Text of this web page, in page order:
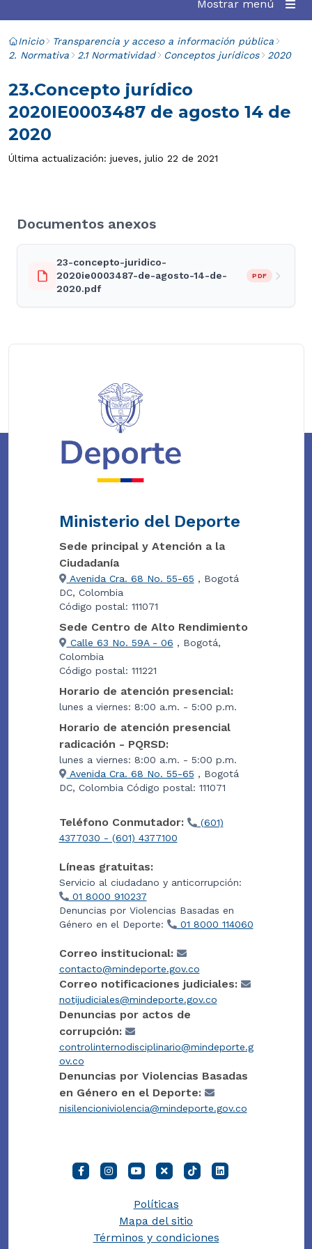
Mostrar menú
Inicio
Transparencia y acceso a información pública
2. Normativa
2.1 Normatividad Conceptos jurídicos 2020
23.Concepto jurídico
2020IE0003487 de agosto 14 de
2020
Última actualización: jueves, julio 22 de 2021
Documentos anexos
23-concepto-juridico-
2020ie0003487-de-agosto-14-de-
2020.pdf
PDF
Ministerio del Deporte
Sede principal y Atención a la
Ciudadanía
Avenida Cra. 68 No. 55-65 , Bogotá
DC, Colombia
Código postal: 111071
Sede Centro de Alto Rendimiento
Calle 63 No. 59A - 06 , Bogotá,
Colombia
Código postal: 111221
Horario de atención presencial:
lunes a viernes: 8:00 a.m. - 5:00 p.m.
Horario de atención presencial
radicación - PQRSD:
lunes a viernes: 8:00 a.m. - 5:00 p.m.
Avenida Cra. 68 No. 55-65 , Bogotá
DC, Colombia Código postal: 111071
Teléfono Conmutador:
(601)
4377030 - (601) 4377100
Líneas gratuitas:
Servicio al ciudadano y anticorrupción:
01 8000 910237
Denuncias por Violencias Basadas en
Género en el Deporte:
01 8000 114060
Correo institucional:
contacto@mindeporte.gov.co
Correo notificaciones judiciales:
notijudiciales@mindeporte.gov.co
Denuncias por actos de
corrupción:
controlinternodisciplinario@mindeporte.g
ov.co
Denuncias por Violencias Basadas
en Género en el Deporte:
nisilencioniviolencia@mindeporte.gov.co
Políticas
Mapa del sitio
Términos y condiciones